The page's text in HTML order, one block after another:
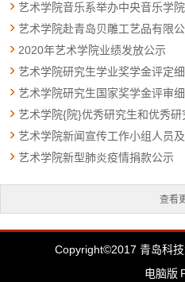
艺术学院赴青岛贝雕工艺品有限
2020年艺术学院业绩发放公示
艺术学院研究生学业奖学金评定细
艺术学院研究生国家奖学金评审细
艺术学院新闻宣传工作小组人员
艺术学院新型肺炎疫情捐款公示
查看
Copyright©2017 青岛科
电脑版